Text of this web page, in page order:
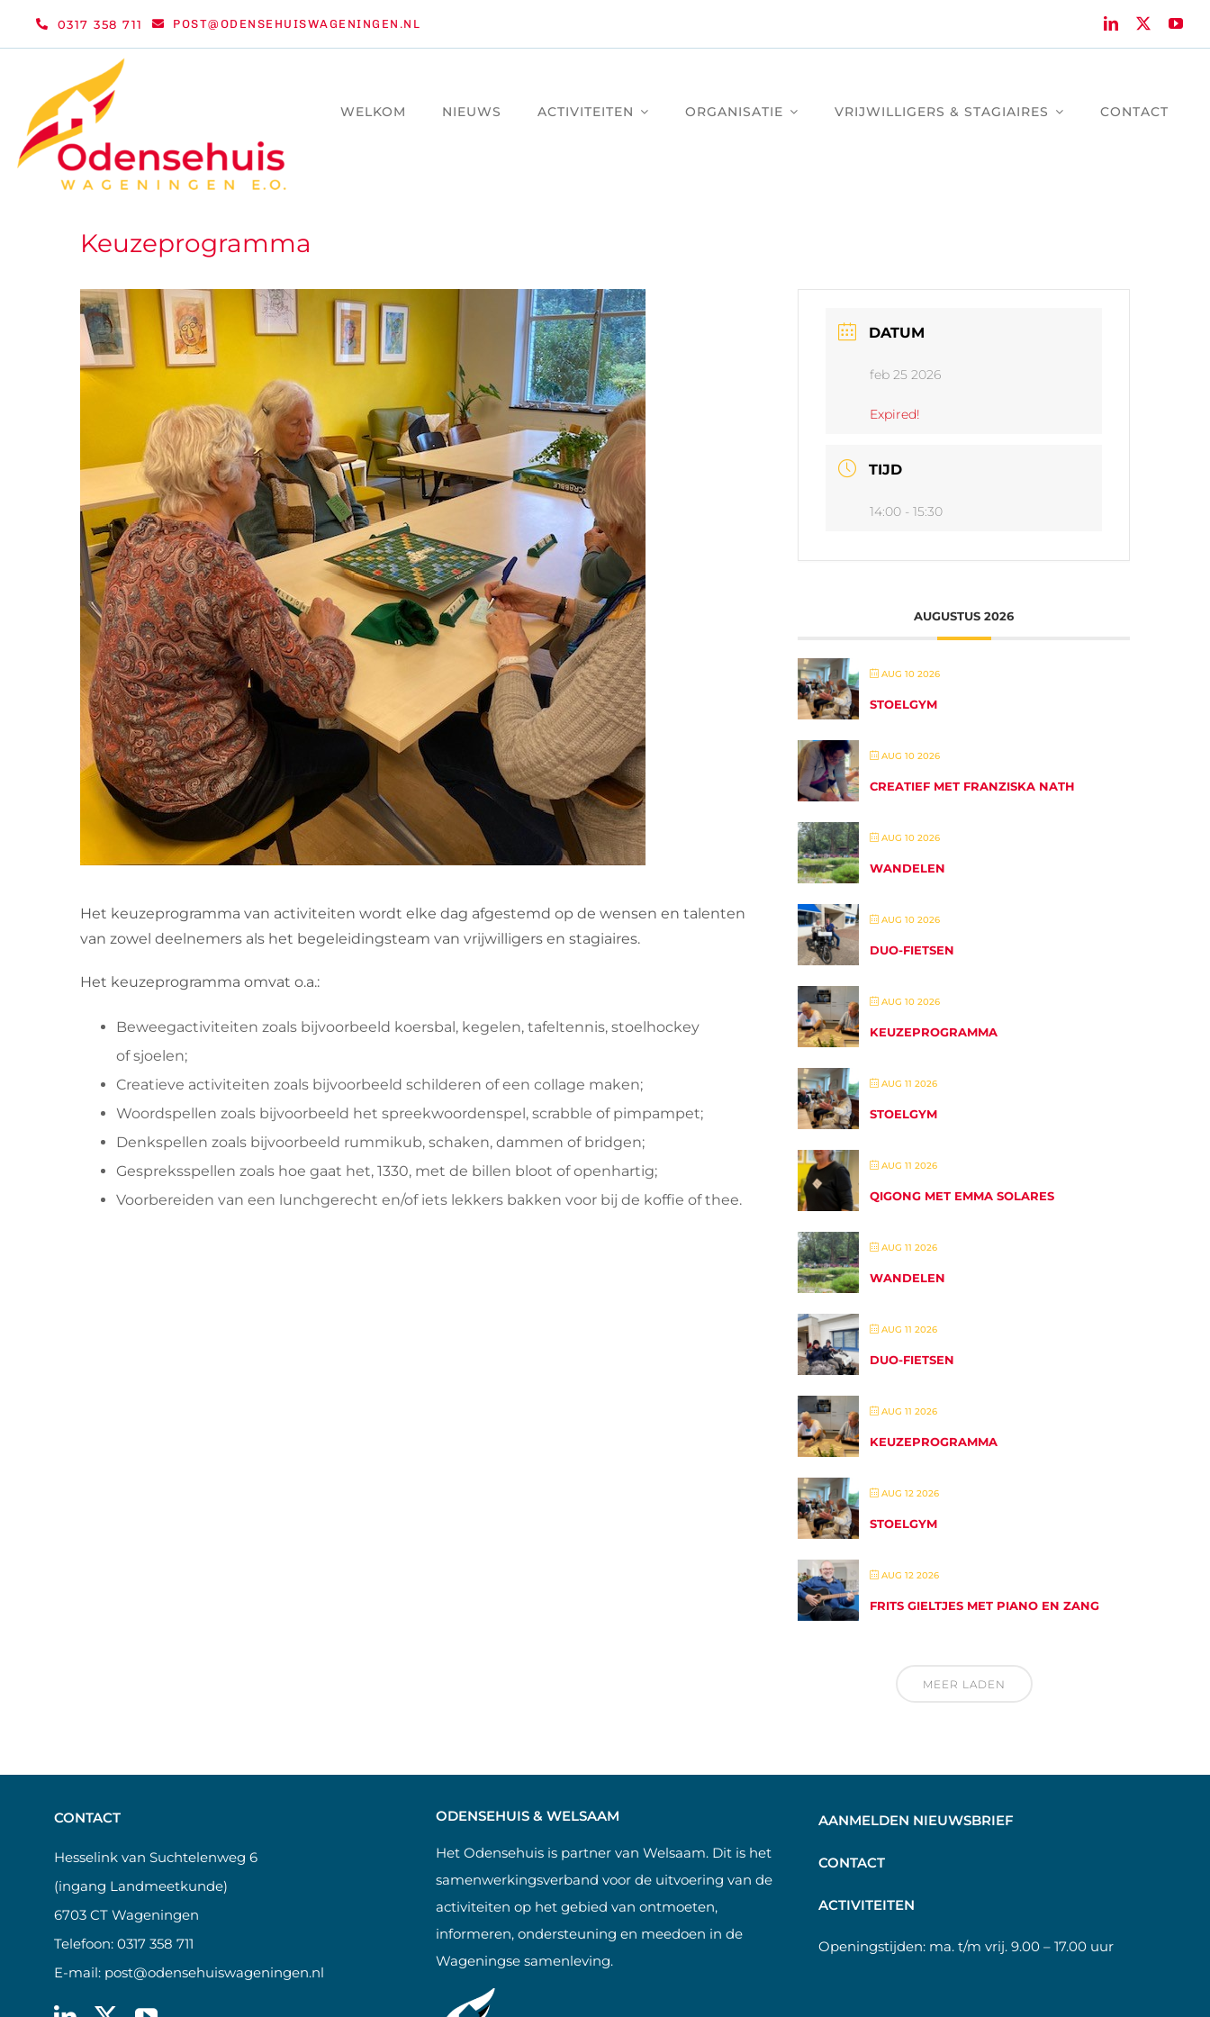
0317 358 711 POST@ODENSEHUISWAGENINGEN.NL
WELKOM NIEUWS ACTIVITEITEN ORGANISATIE VRIJWILLIGERS & STAGIAIRES CONTACT
Keuzeprogramma
Het keuzeprogramma van activiteiten wordt elke dag afgestemd op de wensen en talenten
van zowel deelnemers als het begeleidingsteam van vrijwilligers en stagiaires.
Het keuzeprogramma omvat o.a.:
Beweegactiviteiten zoals bijvoorbeeld koersbal, kegelen, tafeltennis, stoelhockey
of sjoelen;
Creatieve activiteiten zoals bijvoorbeeld schilderen of een collage maken;
Woordspellen zoals bijvoorbeeld het spreekwoordenspel, scrabble of pimpampet;
Denkspellen zoals bijvoorbeeld rummikub, schaken, dammen of bridgen;
Gespreksspellen zoals hoe gaat het, 1330, met de billen bloot of openhartig;
Voorbereiden van een lunchgerecht en/of iets lekkers bakken voor bij de koffie of thee.
DATUM
feb 25 2026
Expired!
TIJD
14:00 - 15:30
AUGUSTUS 2026
AUG 10 2026
STOELGYM
AUG 10 2026
CREATIEF MET FRANZISKA NATH
AUG 10 2026
WANDELEN
AUG 10 2026
DUO-FIETSEN
AUG 10 2026
KEUZEPROGRAMMA
AUG 11 2026
STOELGYM
AUG 11 2026
QIGONG MET EMMA SOLARES
AUG 11 2026
WANDELEN
AUG 11 2026
DUO-FIETSEN
AUG 11 2026
KEUZEPROGRAMMA
AUG 12 2026
STOELGYM
AUG 12 2026
FRITS GIELTJES MET PIANO EN ZANG
MEER LADEN
CONTACT
Hesselink van Suchtelenweg 6
(ingang Landmeetkunde)
6703 CT Wageningen
Telefoon: 0317 358 711
E-mail: post@odensehuiswageningen.nl
ODENSEHUIS & WELSAAM
Het Odensehuis is partner van Welsaam. Dit is het
samenwerkingsverband voor de uitvoering van de
activiteiten op het gebied van ontmoeten,
informeren, ondersteuning en meedoen in de
Wageningse samenleving.
AANMELDEN NIEUWSBRIEF
CONTACT
ACTIVITEITEN
Openingstijden: ma. t/m vrij. 9.00 – 17.00 uur